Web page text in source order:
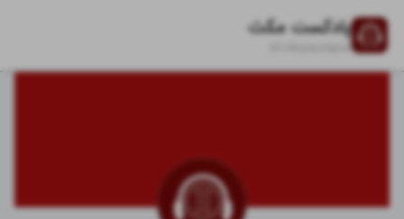
پادکست مکث
pausepod